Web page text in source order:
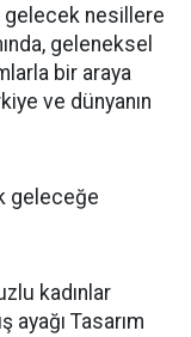
gelecek nesillere
geleneksel
bir araya
ve dünyanın
geleceğe
kadınlar
Tasarım